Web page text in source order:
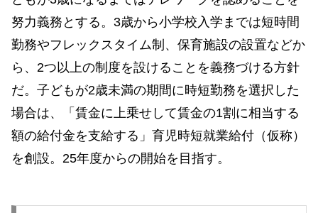
努力義務とする。3歳から小学校入学までは短時間
勤務やフレックスタイム制、保育施設の設置などか
ら、2つ以上の制度を設けることを義務づける方針
だ。子どもが2歳未満の期間に時短勤務を選択した
場合は、「賃金に上乗せして賃金の1割に相当する
額の給付金を支給する」育児時短就業給付（仮称）
を創設。25年度からの開始を目指す。